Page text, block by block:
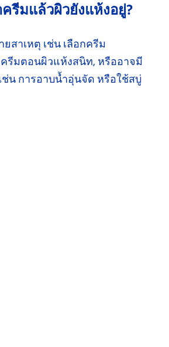
รีมแล้วผิวยังแห้งอยู่?
สาเหตุ เช่น เลือกครีม
รีมตอนผิวแห้งสนิท, หรืออาจมี
น การอาบน้ำอุ่นจัด หรือใช้สบู่